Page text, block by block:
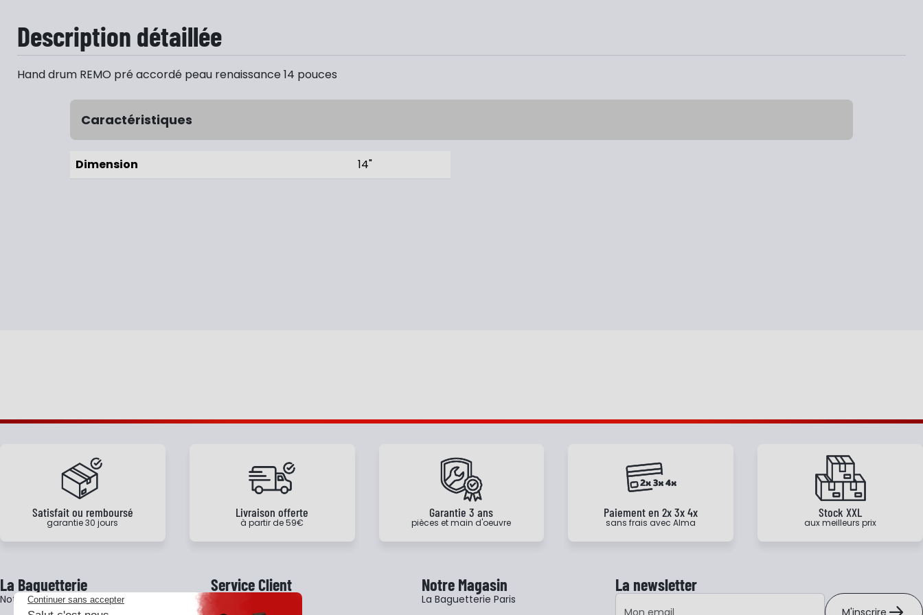
Description détaillée
Hand drum REMO pré accordé peau renaissance 14 pouces
Caractéristiques
Dimension 14"
Satisfait ou remboursé
garantie 30 jours
Livraison offerte
à partir de 59€
Garantie 3 ans
pièces et main d'oeuvre
Paiement en 2x 3x 4x
sans frais avec Alma
Stock XXL
aux meilleurs prix
La Baguetterie
Notre histoire
Service Client Notre Magasin
La Baguetterie Paris
La newsletter
Adresse e-mail
M'inscrire